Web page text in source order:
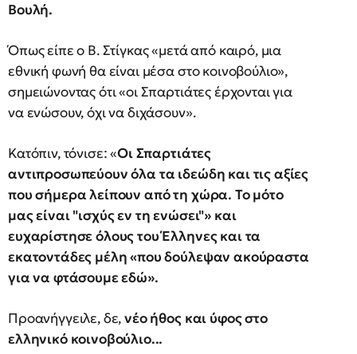
Βουλή.
Όπως είπε ο Β. Στίγκας «μετά από καιρό, μια
εθνική φωνή θα είναι μέσα στο κοινοβούλιο»,
σημειώνοντας ότι «οι Σπαρτιάτες έρχονται για
να ενώσουν, όχι να διχάσουν».
Κατόπιν, τόνισε: «Οι Σπαρτιάτες
αντιπροσωπεύουν όλα τα ιδεώδη και τις αξίες
που σήμερα λείπουν από τη χώρα. Το μότο
μας είναι "ισχύς εν τη ενώσει"» και
ευχαρίστησε όλους του Έλληνες και τα
εκατοντάδες μέλη «που δούλεψαν ακούραστα
για να φτάσουμε εδώ».
Προανήγγειλε, δε,νέο ήθος και ύφος στο
ελληνικό κοινοβούλιο...